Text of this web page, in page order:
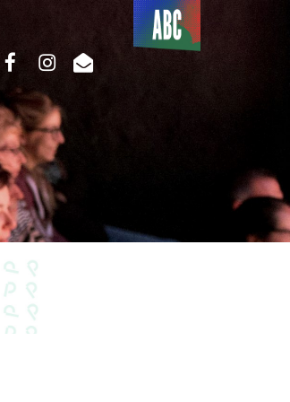
Du côté
de l’ABC
facebookinstagram
email